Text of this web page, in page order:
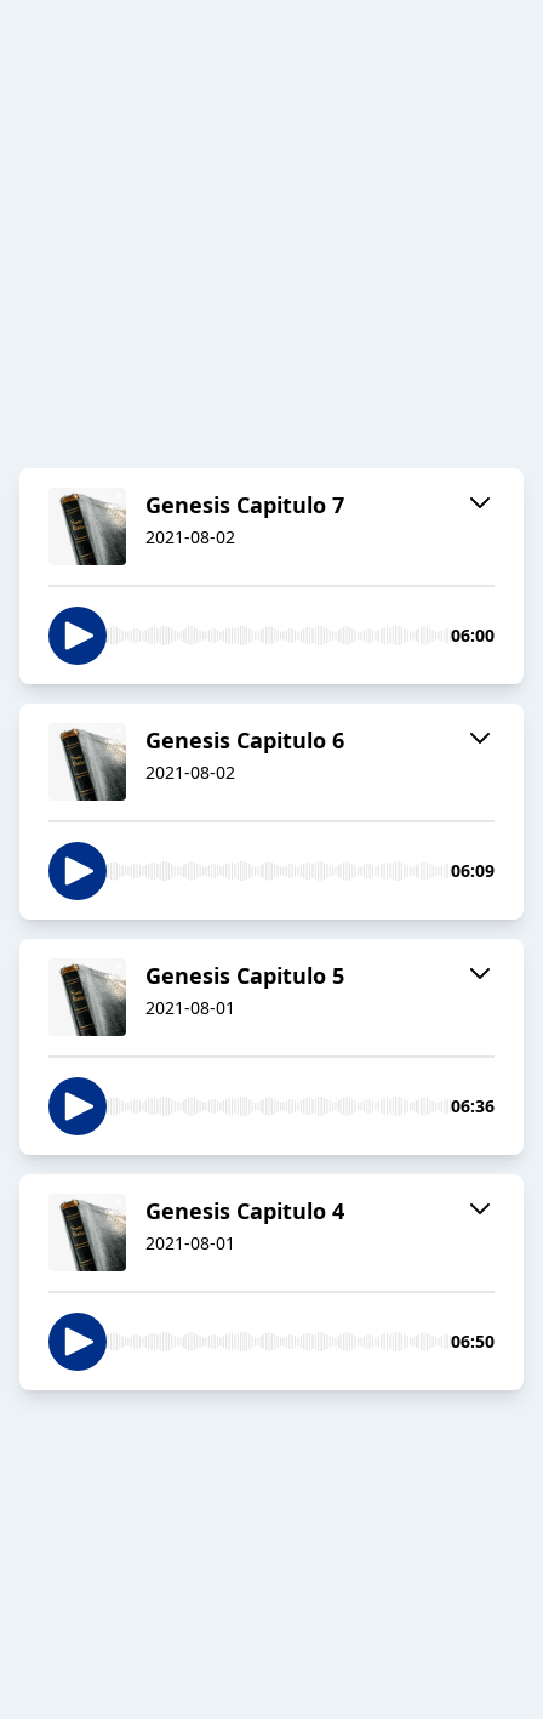
Genesis Capitulo 7
2021-08-02
06:00
Genesis Capitulo 6
2021-08-02
06:09
Genesis Capitulo 5
2021-08-01
06:36
Genesis Capitulo 4
2021-08-01
06:50